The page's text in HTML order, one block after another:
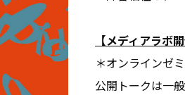
【メディアラボ
＊オンラインゼ
公開トークは一